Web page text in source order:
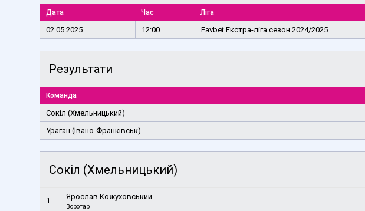
Дата Час Ліга
02.05.2025 12:00 Favbet Екстра-ліга сезон 2024/2025
Результати
Команда
Сокіл (Хмельницький)
Ураган (Івано-Франківськ)
Сокіл (Хмельницький)
1 Ярослав Кожуховський
Воротар